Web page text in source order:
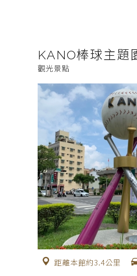
KANO棒球主題
觀光景點
距離本館約3.4公里